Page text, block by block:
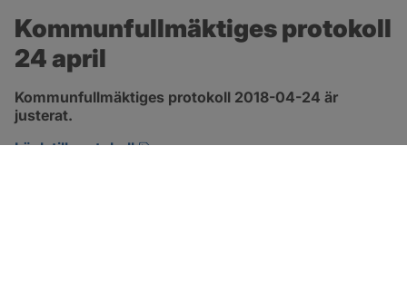
Kommunfullmäktiges protokoll
24 april
Kommunfullmäktiges protokoll 2018-04-24 är
justerat.
Länk till protokoll
pdf, 2.9 MB, öppnas i nytt fönster.